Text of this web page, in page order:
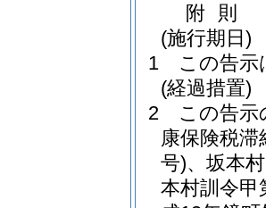
附 則
(施行期日)
1
この告示
(経過措置)
2
この告示
康保険税
号)、坂本
本村訓令甲